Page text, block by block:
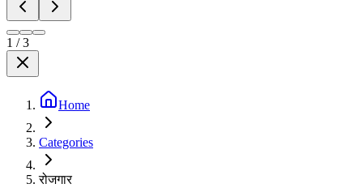
1 /3
Home
Categories
रोजगार